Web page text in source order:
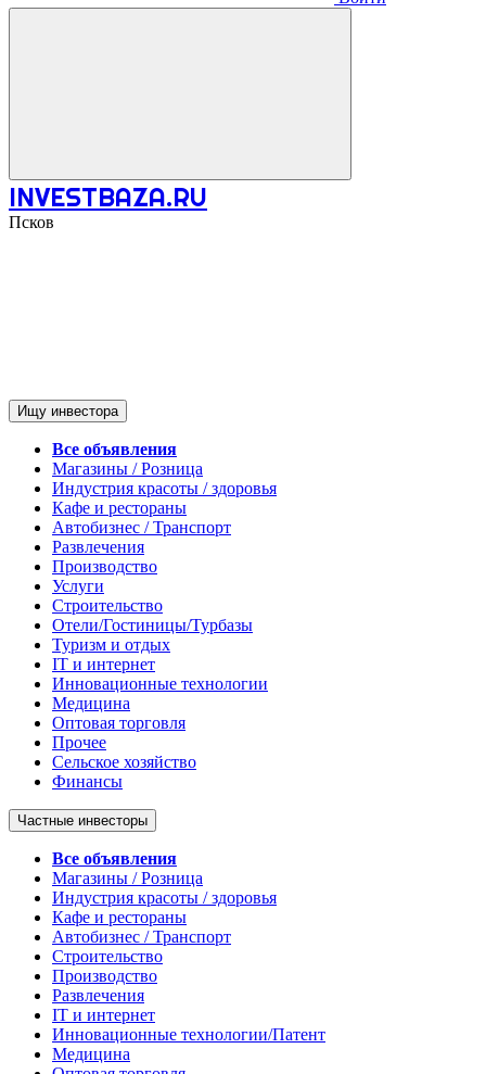
INVESTBAZA.RU
Псков
Ищу инвестора
Все объявления
Магазины / Розница
Индустрия красоты / здоровья
Кафе и рестораны
Автобизнес / Транспорт
Развлечения
Производство
Услуги
Строительство
Отели/Гостиницы/Турбазы
Туризм и отдых
IT и интернет
Инновационные технологии
Медицина
Оптовая торговля
Прочее
Сельское хозяйство
Финансы
Частные инвесторы
Все объявления
Магазины / Розница
Индустрия красоты / здоровья
Кафе и рестораны
Автобизнес / Транспорт
Строительство
Производство
Развлечения
IT и интернет
Инновационные технологии/Патент
Медицина